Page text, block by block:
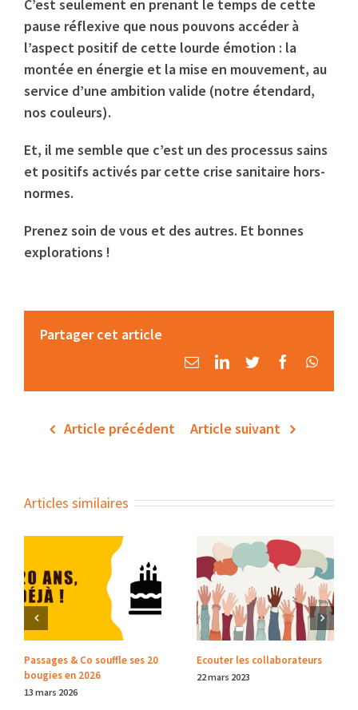
C’est seulement en prenant le temps de cette
pause réflexive que nous pouvons accéder à
l’aspect positif de cette lourde émotion : la
montée en énergie et la mise en mouvement, au
service d’une ambition valide (notre étendard,
nos couleurs).
Et, il me semble que c’est un des processus sains
et positifs activés par cette crise sanitaire hors-
normes.
Prenez soin de vous et des autres. Et bonnes
explorations !
Partager cet article
Facebook
Twitter
LinkedIn
Email
Article précédent Article suivant
Articles similaires
Passages & Co souffle ses 20
bougies en 2026
13 mars 2026
Ecouter les collaborateurs
22 mars 2023